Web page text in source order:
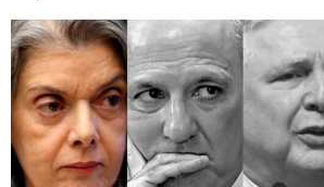
a
v
i
g